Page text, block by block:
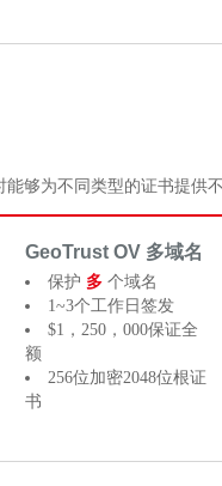
够为不同类型的证书提供
GeoTrust OV 多域名
保护 多 个域名
1~3个工作日签发
$1，250，000保证全
额
256位加密2048位根证
书